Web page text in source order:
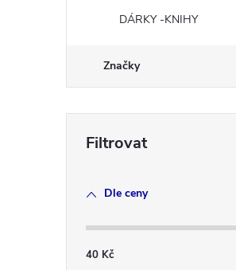
DÁRKY -KNIHY
Značky
Dle ceny
40 Kč